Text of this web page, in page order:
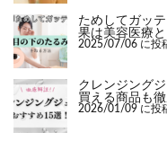
ためしてガッ
果は美容医療
2025/07/06 に投
クレンジング
買える商品も
2026/01/09 に投